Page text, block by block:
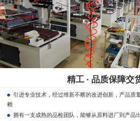
精工 · 品质保障交
引进专业技术，经过维新不断的改进创新，产品质
赖
拥有一支成熟的品检团队，能够从原料进厂到产品